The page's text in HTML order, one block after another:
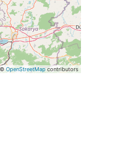
OpenStreetMapcontributors